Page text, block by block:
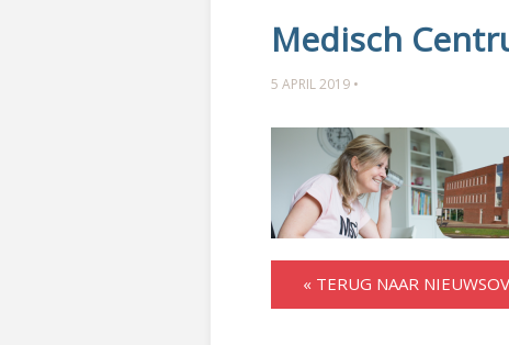
Medisch
5 APRIL 2019 •
« TERUG NAAR